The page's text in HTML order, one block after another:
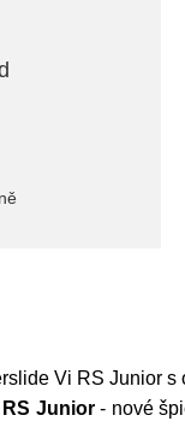
Vi RS Junior s
Junior- nové